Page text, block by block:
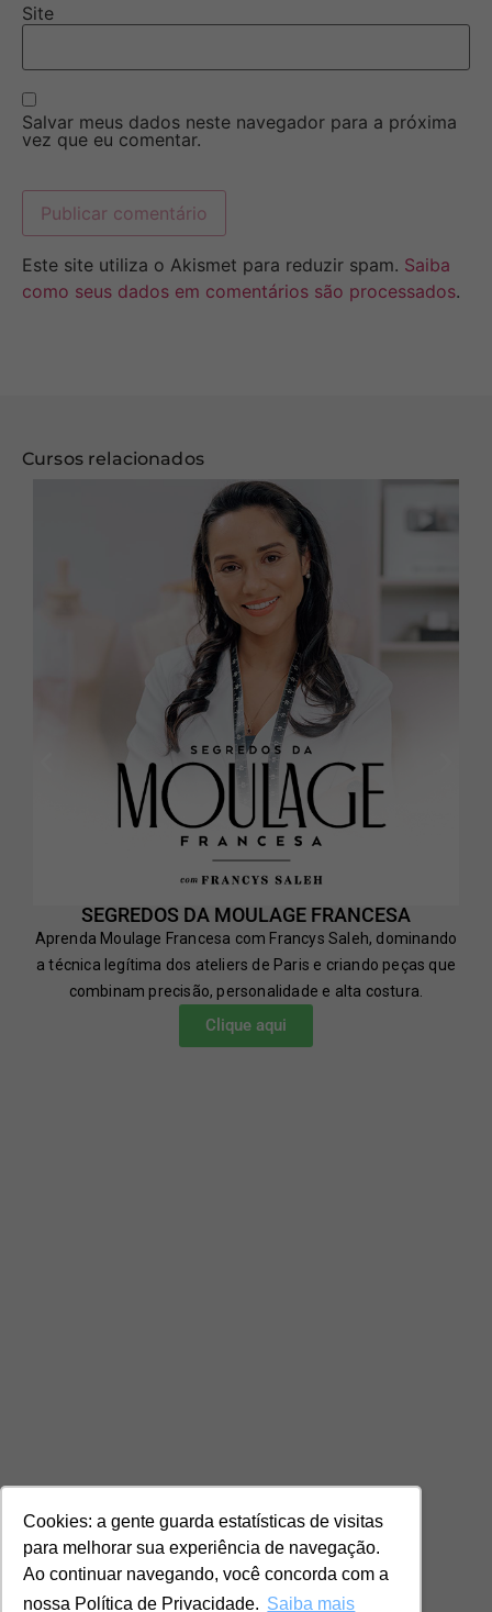
Cookies: a gente guarda estatísticas de visitas
para melhorar sua experiência de navegação.
Ao continuar navegando, você concorda com a
nossa Política de Privacidade. Saiba mais
Site
Salvar meus dados neste navegador para a próxima
vez que eu comentar.
Este site utiliza o Akismet para reduzir spam. Saiba
como seus dados em comentários são processados.
Cursos relacionados
SEGREDOS DA MOULAGE FRANCESA
Aprenda Moulage Francesa com Francys Saleh, dominando
a técnica legítima dos ateliers de Paris e criando peças que
combinam precisão, personalidade e alta costura.
Clique aqui